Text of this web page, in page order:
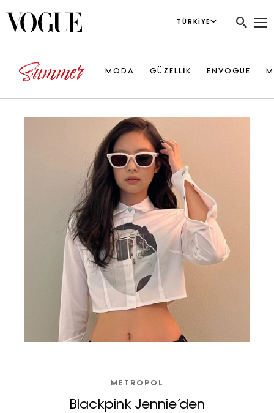
TÜRKIYE
MODA GÜZELLİK ENVOGUE
METROPOL
Blackpink Jennie’den